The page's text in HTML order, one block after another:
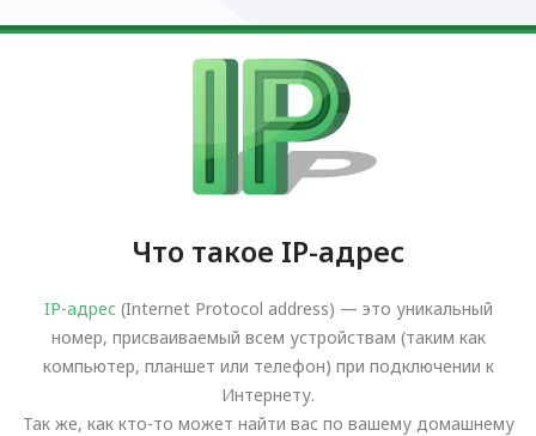
Что такое IP-адрес
IP-адрес(Internet Protocol address) — это уникальный
номер, присваиваемый всем устройствам (таким как
компьютер, планшет или телефон) при подключении к
Интернету.
Так же, как кто-то может найти вас по вашему домашнему